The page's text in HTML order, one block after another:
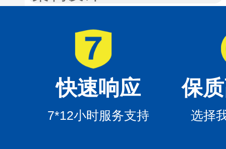
快速响应
7*12小时服务支持
保
选择